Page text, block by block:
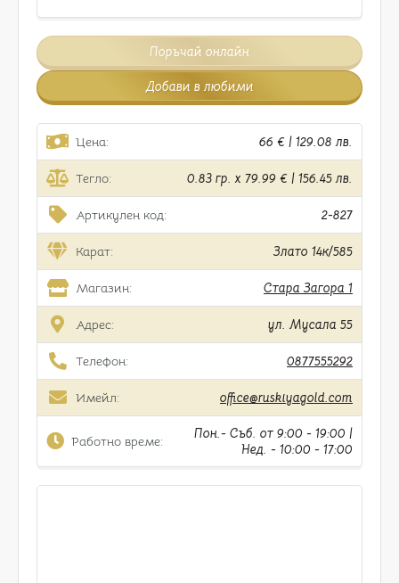
Поръчай онлайн
Добави в любими
Цена: 66 € | 129.08 лв.
Тегло: 0.83 гр. x 79.99 € | 156.45 лв.
Артикулен код: 2-827
Карат: Злато 14к/585
Магазин: Стара Загора 1
Адрес: ул. Мусала 55
Телефон: 0877555292
Имейл: office@ruskiyagold.com
Работно време:
Пон.- Съб. от 9:00 - 19:00 |
Нед. - 10:00 - 17:00